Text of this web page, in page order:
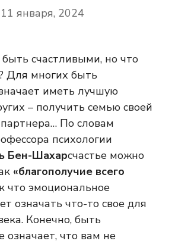
11 января, 2024
счастливыми, но что
Для многих быть
иметь лучшую
– получить семью своей
По словам
психологии
Бен-Шахарсчастье можно
«благополучие всего
что эмоциональное
означать что-то свое для
Конечно, быть
означает, что вам не